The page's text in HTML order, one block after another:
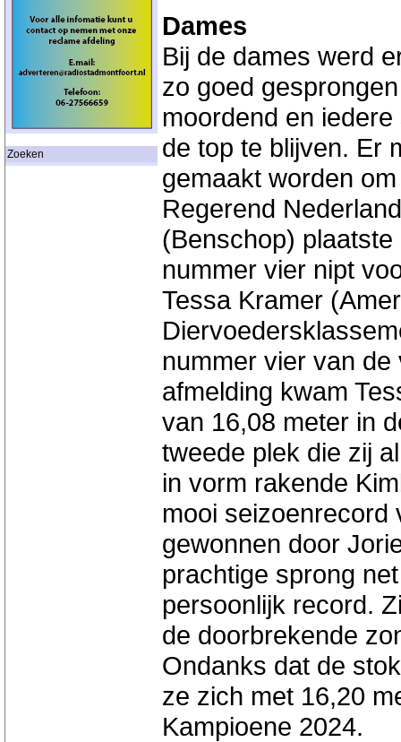
Zoeken
Dames
Bij de dames werd
zo goed
moordend en
de top te blijven. Er
gemaakt worden
Regerend
(Benschop)
nummer vier nipt
Tessa Kramer
nummer vier van
afmelding kwam
van 16,08 meter in
tweede plek die zij
in vorm rakende
mooi seizoenrecord
gewonnen door
prachtige sprong
persoonlijk record.
de doorbrekende
Ondanks dat de
ze zich met 16,20
Kampioene 2024.